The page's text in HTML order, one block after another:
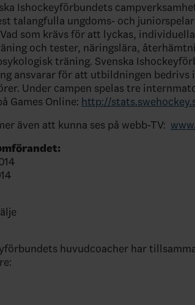
Ishockeyförbundets
talangfulla ungdoms- och
som krävs för att lyckas,
och tester, näringslära,
träning. Svenska
ansvarar för att utbildningen bedrivs
Under campen spelas tre
Games Online: http://
även att kunna ses på webb-TV:
huvudcoacher har